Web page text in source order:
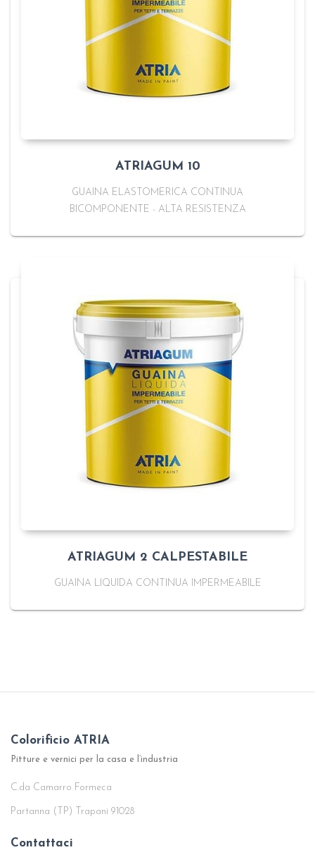
ATRIAGUM 10
GUAINA ELASTOMERICA CONTINUA
BICOMPONENTE - ALTA RESISTENZA
ATRIAGUM 2 CALPESTABILE
GUAINA LIQUIDA CONTINUA IMPERMEABILE
Colorificio ATRIA
Pitture e vernici per la casa e l’industria
C.da Camarro Formeca
Partanna (TP) Trapani 91028
Contattaci